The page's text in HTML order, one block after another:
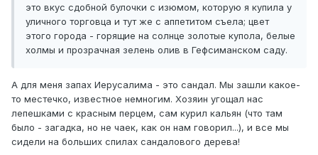
это вкус сдобной булочки с изюмом, которую я купила у
уличного торговца и тут же с аппетитом съела; цвет
этого города - горящие на солнце золотые купола, белые
холмы и прозрачная зелень олив в Гефсиманском саду.
А для меня запах Иерусалима - это сандал. Мы зашли какое-
то местечко, известное немногим. Хозяин угощал нас
лепешками с красным перцем, сам курил кальян (что там
было - загадка, но не чаек, как он нам говорил...), и все мы
сидели на больших спилах сандалового дерева!